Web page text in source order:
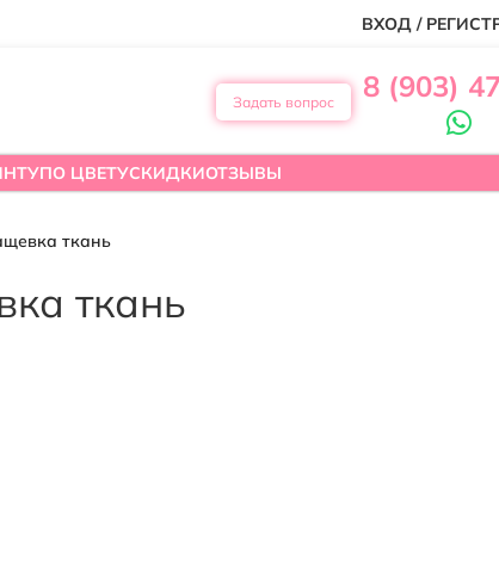
ВХОД /
Задать вопрос 8 (903)
ПО ЦВЕТУСКИДКИОТЗЫВЫ
ткань
ткань